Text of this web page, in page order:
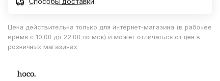
Цена действительна только для интернет-магазина (в рабочее
время с 10:00 до 22:00 по мск) и может отличаться от цен в
розничных магазинах